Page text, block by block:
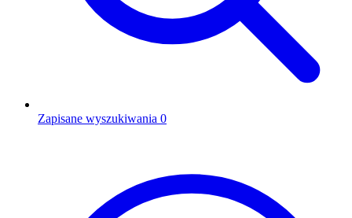
Zapisane wyszukiwania 0